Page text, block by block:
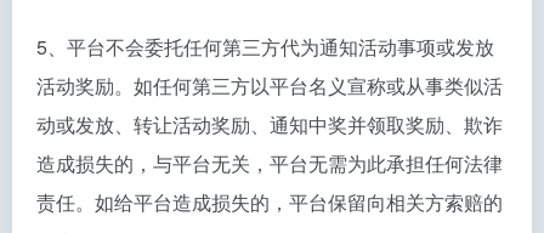
5、平台不会委托任何第三方代为通知活动事项或发放
活动奖励。如任何第三方以平台名义宣称或从事类似活
动或发放、转让活动奖励、通知中奖并领取奖励、欺诈
造成损失的，与平台无关，平台无需为此承担任何法律
责任。如给平台造成损失的，平台保留向相关方索赔的